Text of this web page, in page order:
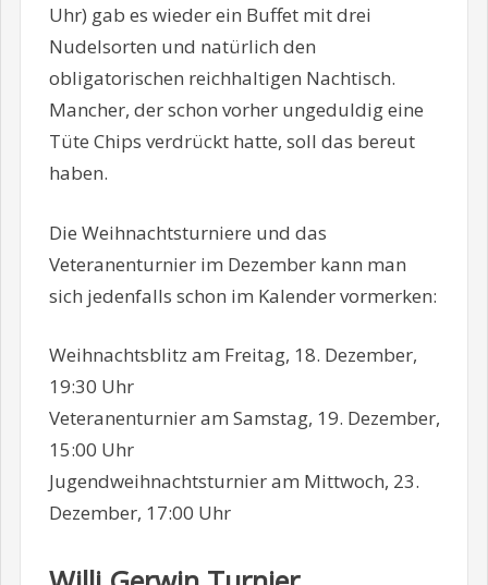
Uhr) gab es wieder ein Buffet mit drei
Nudelsorten und natürlich den
obligatorischen reichhaltigen Nachtisch.
Mancher, der schon vorher ungeduldig eine
Tüte Chips verdrückt hatte, soll das bereut
haben.
Die Weihnachtsturniere und das
Veteranenturnier im Dezember kann man
sich jedenfalls schon im Kalender vormerken:
Weihnachtsblitz am Freitag, 18. Dezember,
19:30 Uhr
Veteranenturnier am Samstag, 19. Dezember,
15:00 Uhr
Jugendweihnachtsturnier am Mittwoch, 23.
Dezember, 17:00 Uhr